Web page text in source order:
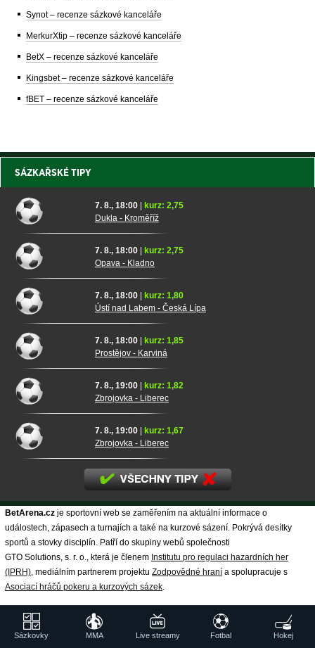
Synot – recenze sázkové kanceláře
MerkurXtip – recenze sázkové kanceláře
BetX – recenze sázkové kanceláře
Kingsbet – recenze sázkové kanceláře
fBET – recenze sázkové kanceláře
SÁZKAŘSKÉ TIPY
7. 8., 18:00
kurz: 2,75
Dukla - Kroměříž
7. 8., 18:00
kurz: 2,75
Opava - Kladno
7. 8., 18:00
kurz: 1,80
Ústí nad Labem - Česká Lípa
7. 8., 18:00
kurz: 1,85
Prostějov - Karviná
7. 8., 19:00
kurz: 1,82
Zbrojovka - Liberec
7. 8., 19:00
kurz: 1,67
Zbrojovka - Liberec
BetArena.cz je sportovní web se zaměřením na aktuální informace o
událostech, zápasech a turnajích a také na kurzové sázení. Pokrývá desítky
sportů a stovky disciplín. Patří do skupiny webů společnosti
GTO Solutions, s. r. o., která je členem Institutu pro regulaci hazardních her
(IPRH), mediálním partnerem projektu Zodpovědné hraní a spolupracuje s
Asociací hráčů pokeru a kurzových sázek.
Hrajte zodpovědně
a pro zábavu! Zákaz účasti osob mladších 18 let na
hazardní hře. Ministerstvo financí varuje: Účastí na hazardní hře může vzniknout
Sázkovky MMA Live streamy Fotbal Hokej